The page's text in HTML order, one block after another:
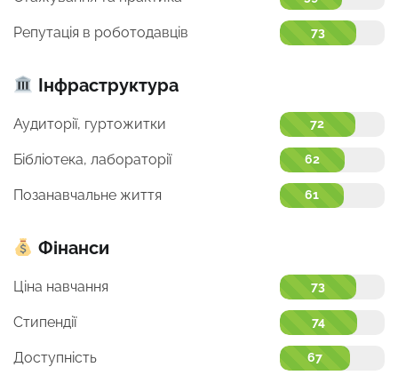
Репутація в роботодавців 73
Інфраструктура
Аудиторії, гуртожитки 72
Бібліотека, лабораторії 62
Позанавчальне життя 61
Фінанси
Ціна навчання 73
Стипендії 74
Доступність 67